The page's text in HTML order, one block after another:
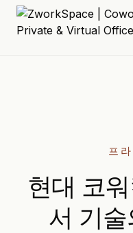
프
현대 코
서 기